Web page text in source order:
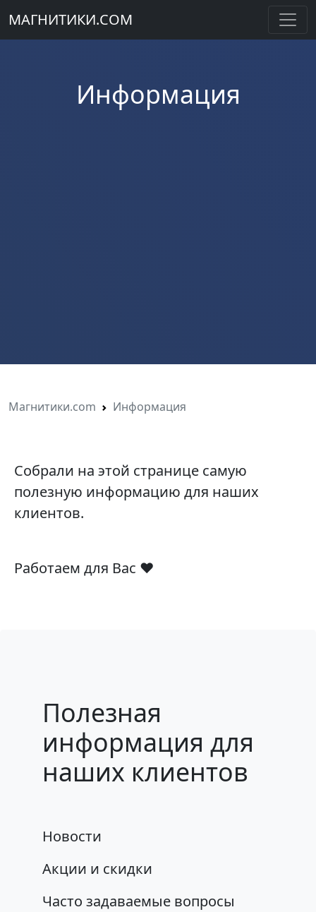
МАГНИТИКИ.COM
Информация
Магнитики.com Информация
Собрали на этой странице самую
полезную информацию для наших
клиентов.
Работаем для Вас ❤️
Полезная
информация для
наших клиентов
Новости
Акции и скидки
Часто задаваемые вопросы